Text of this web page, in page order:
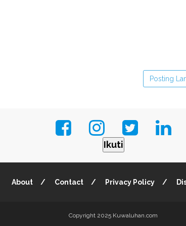
Posting
Ikuti
About Contact Privacy Policy
Copyright 2025 Kuwaluhan.com